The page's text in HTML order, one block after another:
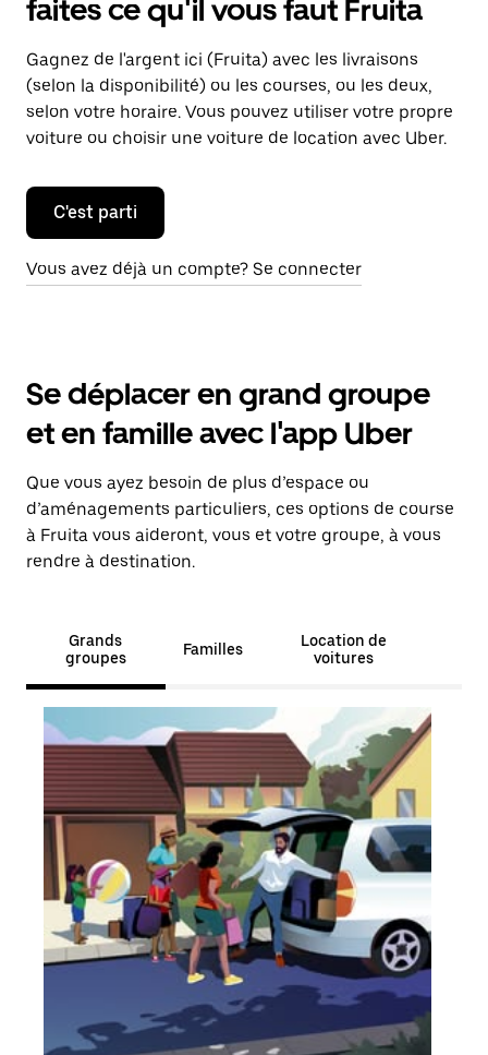
faites ce qu'il vous faut Fruita
Gagnez de l'argent ici (Fruita) avec les livraisons
(selon la disponibilité) ou les courses, ou les deux,
selon votre horaire. Vous pouvez utiliser votre propre
voiture ou choisir une voiture de location avec Uber.
C'est parti
Vous avez déjà un compte? Se connecter
Se déplacer en grand groupe
et en famille avec l'app Uber
Que vous ayez besoin de plus d’espace ou
d’aménagements particuliers, ces options de course
à Fruita vous aideront, vous et votre groupe, à vous
rendre à destination.
Grands
groupes
Familles
Location de
voitures